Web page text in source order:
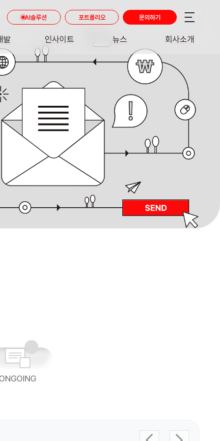
발 인사이트
INSIGHT
뉴스
NEWS
회사소개
AI솔루션 포트폴리오 문의하기